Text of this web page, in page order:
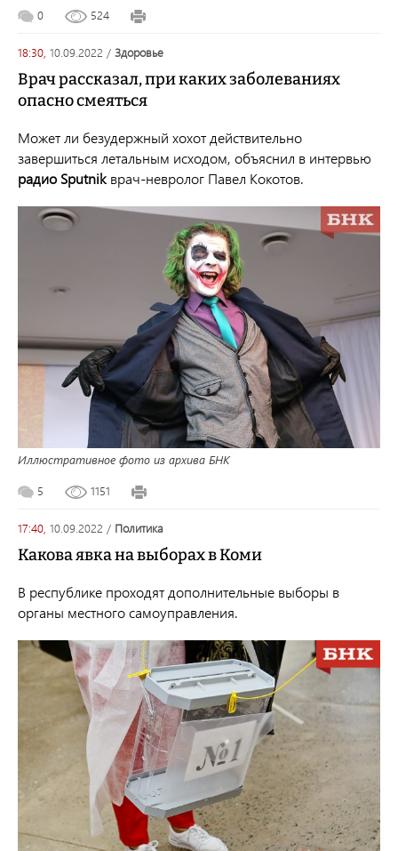
0 524
18:30, 10.09.2022 / здоровье
Врач рассказал, при каких заболеваниях
опасно смеяться
Может ли безудержный хохот действительно
завершиться летальным исходом, объяснил в интервью
радио Sputnik врач-невролог Павел Кокотов.
Иллюстративное фото из архива БНК
5 1151
17:40, 10.09.2022 / политика
Какова явка на выборах в Коми
В республике проходят дополнительные выборы в
органы местного самоуправления.